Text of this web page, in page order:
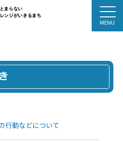
まらない
ンジがいきるまち
行動などについて